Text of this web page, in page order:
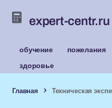
expert-centr.ru
обучение пожелания
здоровье
Главная Техническая